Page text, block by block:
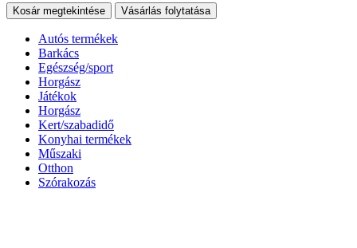
Kosár megtekintése Vásárlás folytatása
Autós termékek
Barkács
Egészség/sport
Horgász
Játékok
Horgász
Kert/szabadidő
Konyhai termékek
Műszaki
Otthon
Szórakozás